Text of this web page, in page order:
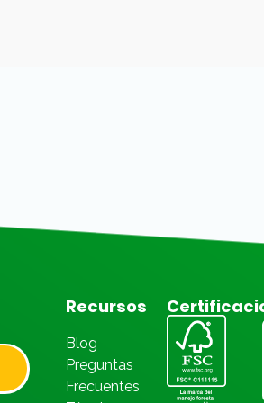
Recursos
Blog
Preguntas
Frecuentes